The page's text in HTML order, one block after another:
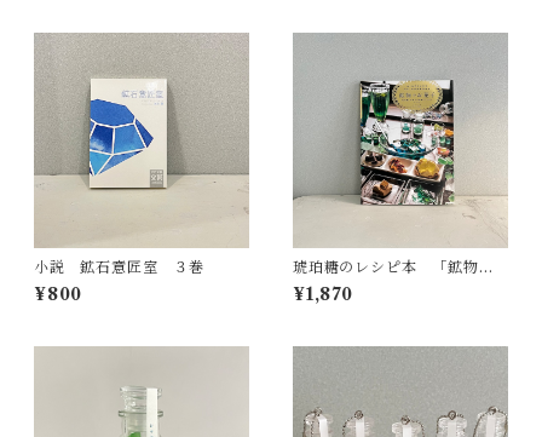
小説 鉱石意匠室 ３巻
¥800
琥珀糖のレシピ本 「鉱物の
お菓子」
¥1,870